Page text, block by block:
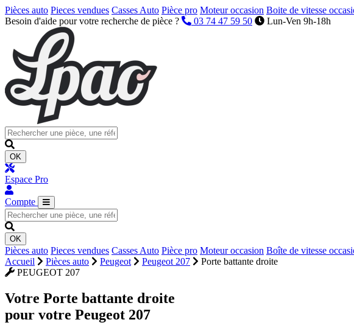
Pièces auto Pieces vendues Casses Auto Pièce pro Moteur occasion Boite de vitesse
Besoin d'aide pour votre recherche de pièce ?
03 74 47 59 50 Lun-Ven 9h-18h
OK
Espace Pro
Compte
OK
Pièces auto Pieces vendues Casses Auto Pièce pro Moteur occasion Boîte de vitesse
Accueil
Pièces auto Peugeot Peugeot 207
Porte battante droite
PEUGEOT 207
Votre Porte battante droite
pour votre Peugeot 207